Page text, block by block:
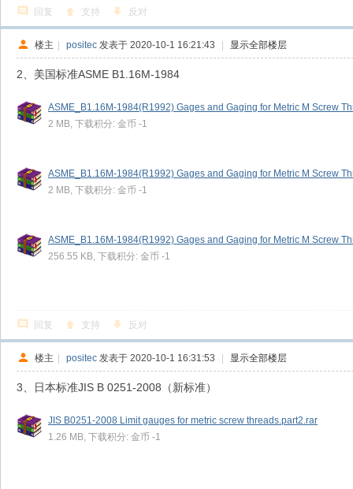
回复 支持 反对
楼主 | positec 发表于 2020-10-1 16:21:43 | 显示全部楼层
2、美国标准ASME B1.16M-1984
ASME_B1.16M-1984(R1992) Gages and Gaging for Metric M Screw
2 MB, 下载积分: 金币 -1
ASME_B1.16M-1984(R1992) Gages and Gaging for Metric M Screw
2 MB, 下载积分: 金币 -1
ASME_B1.16M-1984(R1992) Gages and Gaging for Metric M Screw
256.55 KB, 下载积分: 金币 -1
回复 支持 反对
楼主 | positec 发表于 2020-10-1 16:31:53 | 显示全部楼层
3、日本标准JIS B 0251-2008（新标准）
JIS B0251-2008 Limit gauges for metric screw threads.part2.rar
1.26 MB, 下载积分: 金币 -1